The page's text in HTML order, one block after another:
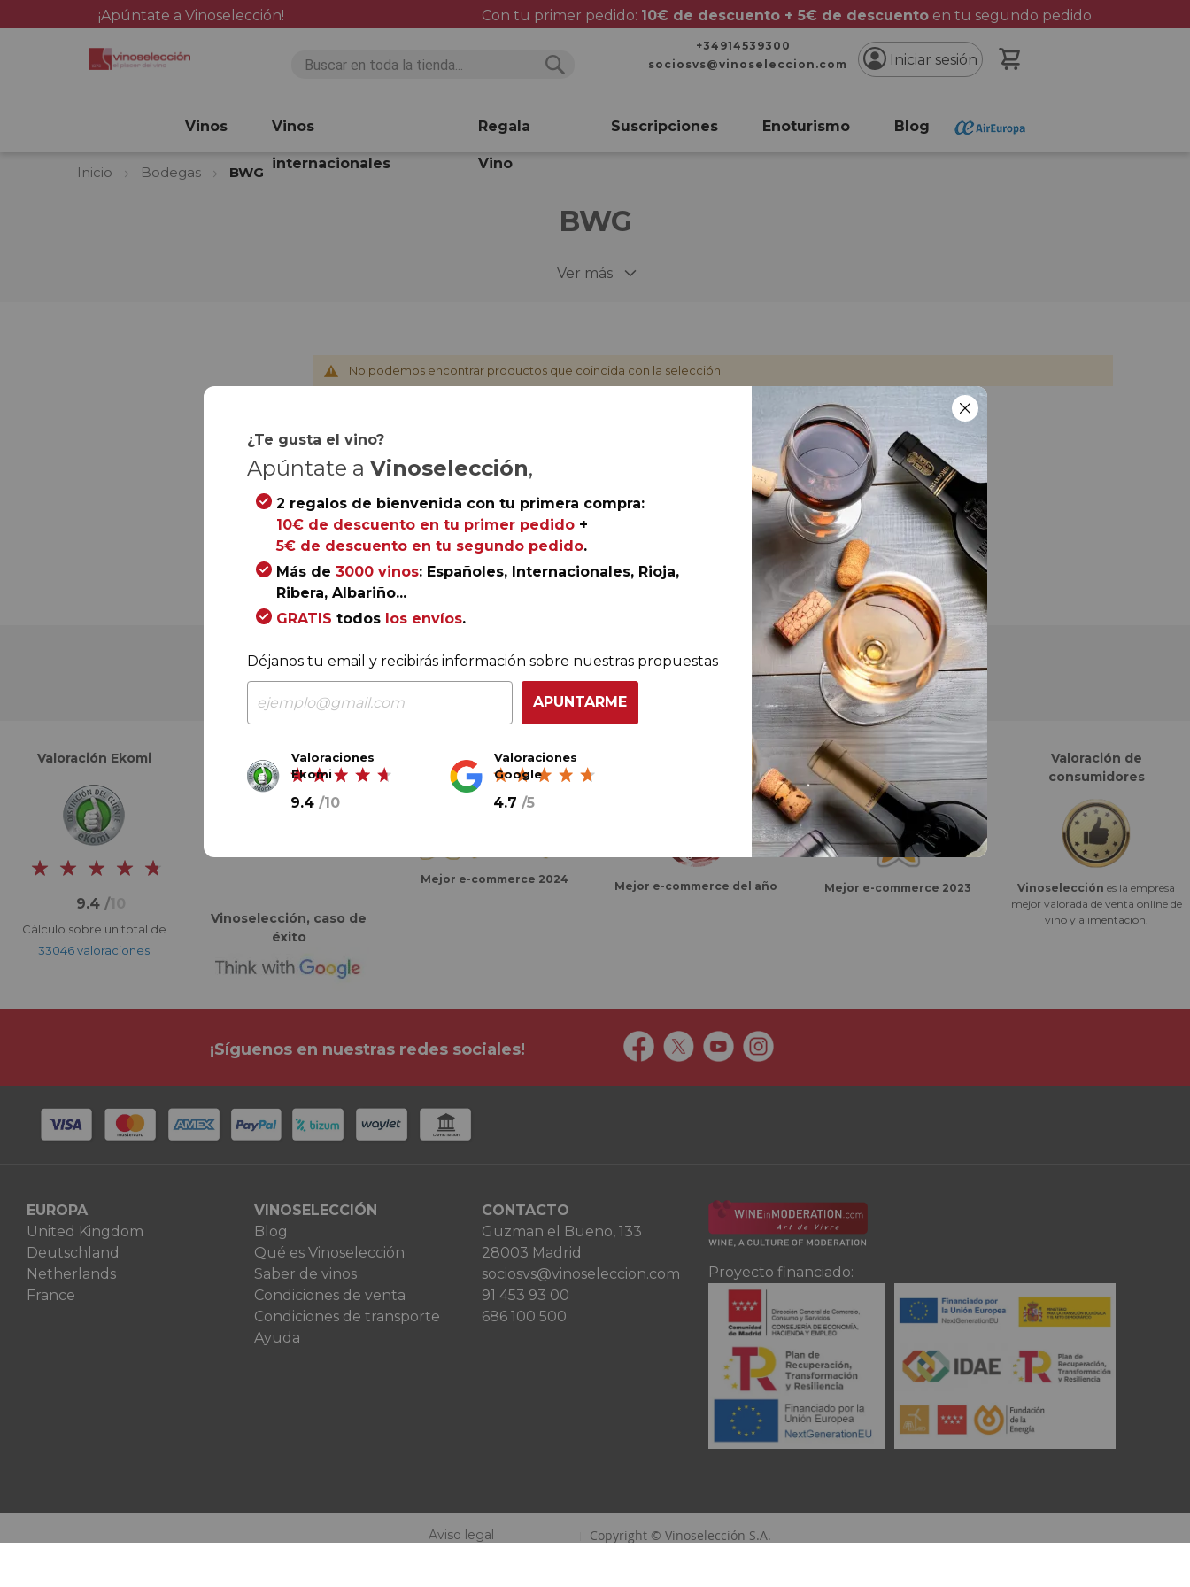
¡Apúntate a Vinoselección! Con tu primer pedido: 10€ de descuento + 5€ de descuentoen tu segundo pedido
+34914539300
sociosvs@vinoseleccion.com
Iniciar sesión
Vinos Vinos
internacionales
Regala
Vino
Suscripciones Enoturismo Blog
Inicio Bodegas BWG
BWG
Ver más
No podemos encontrar productos que coincida con la selección.
COMPRA CON TOTAL CONFIANZA
Más de 180.000 clientes ya lo hacen
Valoración Ekomi
9.4 /10
Cálculo sobre un total de
33046 valoraciones
Valoración Google
Vinoselección, caso de
éxito
Ganador eCommerce
Awards España
Mejor e-commerce 2024
Ganador eAwards 2023
Mejor e-commerce del año
Finalistas eCommerce
Awards España
Mejor e-commerce 2023
Valoración de
consumidores
Vinoselección es la empresa
mejor valorada de venta online de
vino y alimentación.
¡Síguenos en nuestras redes sociales!
EUROPA
United Kingdom
Deutschland
Netherlands
France
VINOSELECCIÓN
Blog
Qué es Vinoselección
Saber de vinos
Condiciones de venta
Condiciones de transporte
Ayuda
CONTACTO
Guzman el Bueno, 133
28003 Madrid
sociosvs@vinoseleccion.com
91 453 93 00
686 100 500
Proyecto financiado:
Aviso legal
Copyright © Vinoselección S.A.
¿Te gusta el vino?
Apúntate a Vinoselección,
2 regalos de bienvenida con tu primera compra:
10€ de descuento en tu primer pedido+
5€ de descuento en tu segundo pedido.
Más de 3000 vinos: Españoles, Internacionales, Rioja,
Ribera, Albariño...
GRATIS todos los envíos.
Déjanos tu email y recibirás información sobre nuestras propuestas
APUNTARME
Valoraciones
Ekomi
9.4 /10
Valoraciones
Google
4.7 /5